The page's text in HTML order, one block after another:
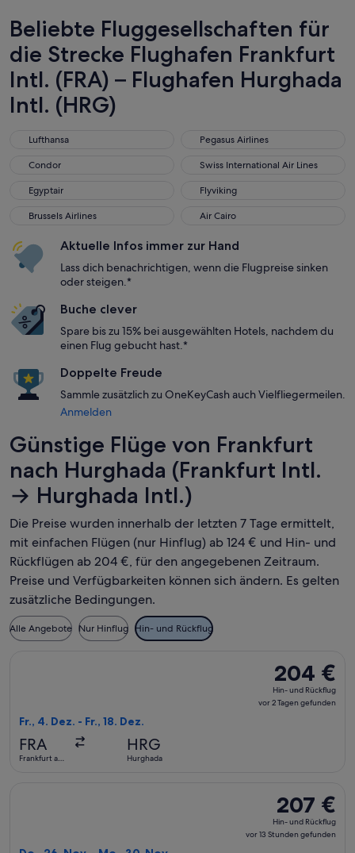
Beliebte Fluggesellschaften für
die Strecke Flughafen Frankfurt
Intl. (FRA) – Flughafen Hurghada
Intl. (HRG)
Lufthansa
Lufthansa Pegasus Airlines
Pegasus Airlines
Condor
Condor Swiss International Air Lines
Swiss International Air Lines
Egyptair
Egyptair Flyviking
Flyviking
Brussels Airlines
Brussels Airlines Air Cairo
Air Cairo
Aktuelle Infos immer zur Hand
Lass dich benachrichtigen, wenn die Flugpreise sinken
oder steigen.*
Buche clever
Spare bis zu 15% bei ausgewählten Hotels, nachdem du
einen Flug gebucht hast.*
Doppelte Freude
Sammle zusätzlich zu OneKeyCash auch Vielfliegermeilen.
Anmelden
Günstige Flüge von Frankfurt
nach Hurghada (Frankfurt Intl.
→ Hurghada Intl.)
Die Preise wurden innerhalb der letzten 7 Tage ermittelt,
mit einfachen Flügen (nur Hinflug) ab 124 € und Hin- und
Rückflügen ab 204 €, für den angegebenen Zeitraum.
Preise und Verfügbarkeiten können sich ändern. Es gelten
zusätzliche Bedingungen.
Alle Angebote Nur Hinflug Hin- und Rückflug
204 €
Hin-
und
204 €
Hin- und Rückflug
vor 2 Tagen gefunden
Fr., 4. Dez. - Fr., 18. Dez.
FRA
Frankfurt am
HRG
Hurghada
207 €
Hin-
und
207 €
Hin- und Rückflug
vor 13 Stunden gefunden